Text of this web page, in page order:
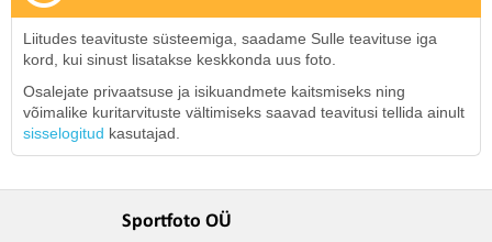
Liitudes teavituste süsteemiga, saadame Sulle teavituse iga
kord, kui sinust lisatakse keskkonda uus foto.
Osalejate privaatsuse ja isikuandmete kaitsmiseks ning
võimalike kuritarvituste vältimiseks saavad teavitusi tellida ainult
sisselogitud kasutajad.
Sportfoto OÜ